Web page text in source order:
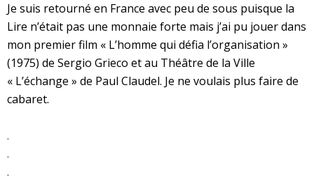
Je suis retourné en France avec peu de sous puisque la
Lire n’était pas une monnaie forte mais j’ai pu jouer dans
mon premier film « L’homme qui défia l’organisation »
(1975) de Sergio Grieco et au Théâtre de la Ville
« L’échange » de Paul Claudel. Je ne voulais plus faire de
cabaret.
.
.
.